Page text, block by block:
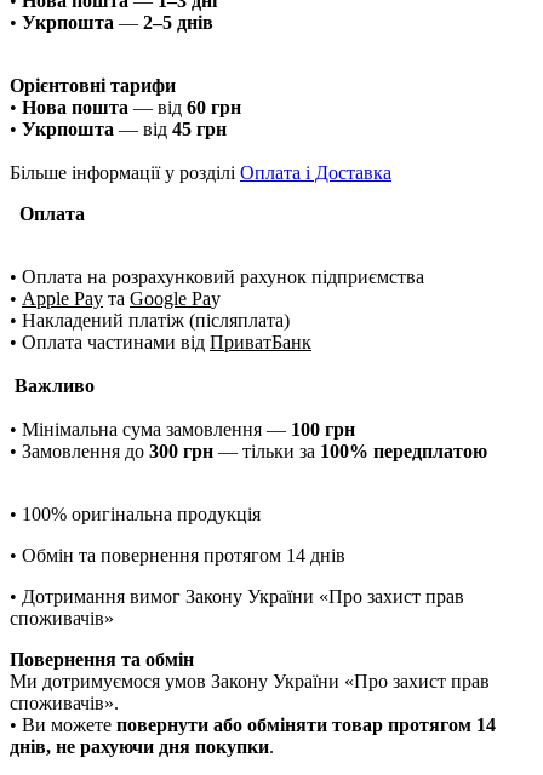
• Укрпошта — 2–5 днів
Орієнтовні тарифи
• Нова пошта — від 60 грн
• Укрпошта — від 45 грн
Більше інформації у розділі Оплата і Доставка
Оплата
• Оплата на розрахунковий рахунок підприємства
• Apple Pay та Google Pay
• Накладений платіж (післяплата)
• Оплата частинами від ПриватБанк
Важливо
• Мінімальна сума замовлення — 100 грн
• Замовлення до 300 грн — тільки за 100% передплатою
• 100% оригінальна продукція
• Обмін та повернення протягом 14 днів
• Дотримання вимог Закону України «Про захист прав
споживачів»
Повернення та обмін
Ми дотримуємося умов Закону України «Про захист прав
споживачів».
• Ви можете повернути або обміняти товар протягом 14
днів, не рахуючи дня покупки.